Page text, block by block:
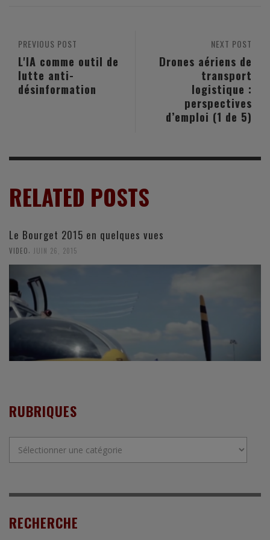
NEXT POST
Drones aériens de
transport
logistique :
perspectives
d’emploi (1 de 5)
PREVIOUS POST
L'IA comme outil de
lutte anti-
désinformation
RELATED POSTS
Le Bourget 2015 en quelques vues
VIDEO JUIN 26, 2015
RUBRIQUES
RECHERCHE